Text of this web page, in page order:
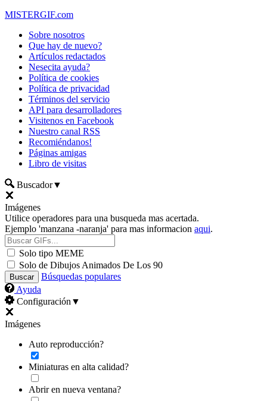
MISTERGIF.com
Sobre nosotros
Que hay de nuevo?
Artículos redactados
Nesecita ayuda?
Política de cookies
Política de privacidad
Términos del servicio
API para desarrolladores
Visitenos en Facebook
Nuestro canal RSS
Recomiéndanos!
Páginas amigas
Libro de visitas
Buscador▼
Imágenes
Utilice operadores para una busqueda mas acertada.
Ejemplo 'manzana -naranja' para mas informacion aqui.
Solo tipo MEME
Solo de Dibujos Animados De Los 90
Búsquedas populares
Ayuda
Configuración ▼
Imágenes
Auto reproducción?
Miniaturas en alta calidad?
Abrir en nueva ventana?